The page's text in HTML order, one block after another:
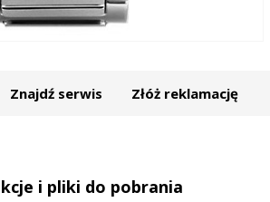
Znajdź serwis Złóż reklamację
i pliki do pobrania